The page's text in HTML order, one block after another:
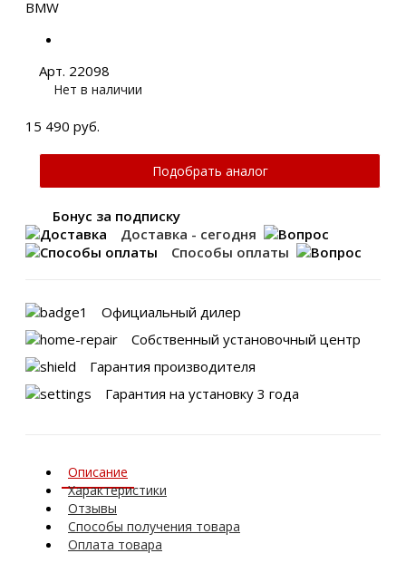
Арт. 22098
Нет в наличии
15 490 руб.
Подобрать аналог
Бонус за подписку
Доставка - сегодня
Способы оплаты
Официальный дилер
Собственный установочный центр
Гарантия производителя
Гарантия на установку 3 года
Описание
Характеристики
Отзывы
Способы получения товара
Оплата товара